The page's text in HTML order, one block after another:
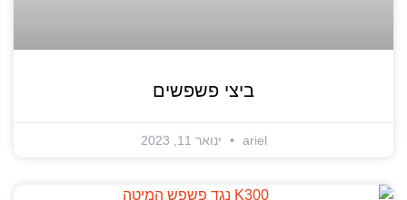
ביצי פשפשים
ariel ינואר 11, 2023